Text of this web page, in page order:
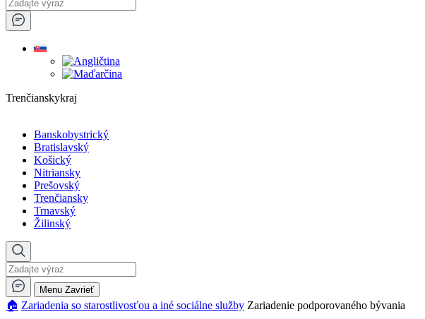
Trenčianskykraj
Banskobystrický
Bratislavský
Košický
Nitriansky
Prešovský
Trenčiansky
Trnavský
Žilinský
Menu Zavrieť
🏠︎ Zariadenia so starostlivosťou a iné sociálne služby Zariadenie podporovaného bývania